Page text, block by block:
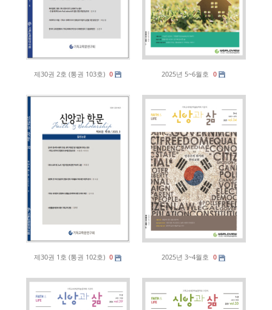
제30권 2호 (통권 103호) 0 2025년 5~6월호 0
제30권 1호 (통권 102호) 0 2025년 3~4월호 0